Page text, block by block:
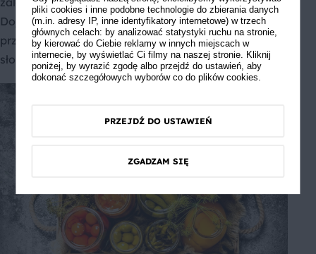
Dojrzewają średnio około 4 tygodni. Możesz je
przechowywać do roku, jeśli włożysz do mniejszych
słoików i zapasteryzujesz.
pliki cookies i inne podobne technologie do zbierania danych
(m.in. adresy IP, inne identyfikatory internetowe) w trzech
głównych celach: by analizować statystyki ruchu na stronie,
by kierować do Ciebie reklamy w innych miejscach w
internecie, by wyświetlać Ci filmy na naszej stronie. Kliknij
poniżej, by wyrazić zgodę albo przejdź do ustawień, aby
dokonać szczegółowych wyborów co do plików cookies.
PRZEJDŹ DO USTAWIEŃ
ZGADZAM SIĘ